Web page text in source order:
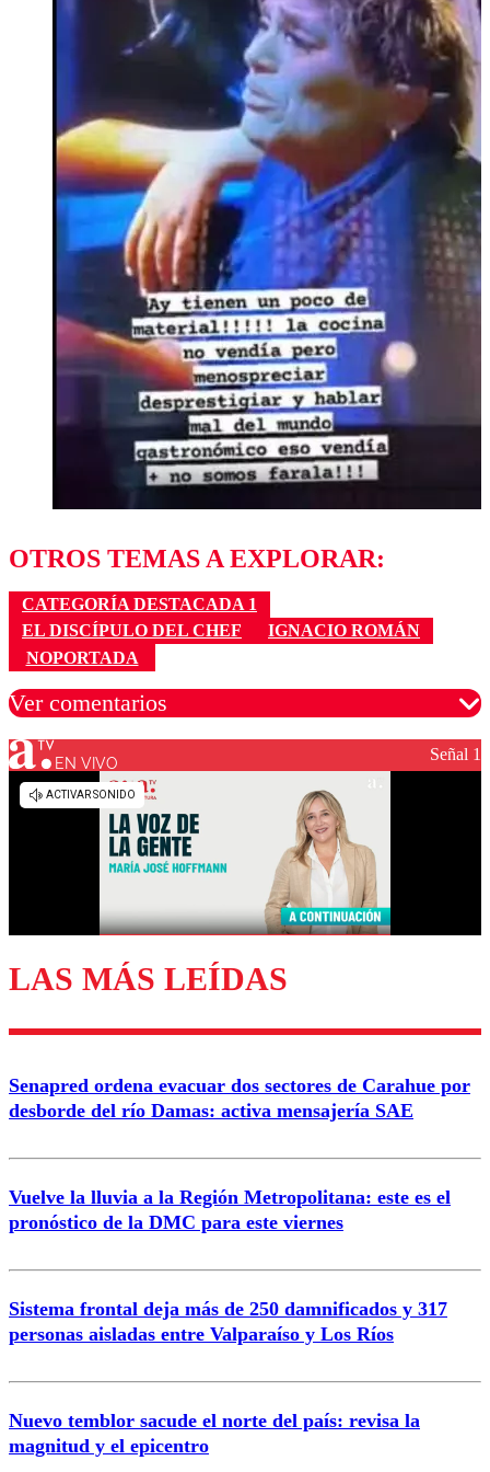
OTROS TEMAS A EXPLORAR:
CATEGORÍA DESTACADA 1
EL DISCÍPULO DEL CHEF
IGNACIO ROMÁN
NOPORTADA
Ver comentarios
Los comentarios son moderados para garantizar un
diálogo respetuoso.
Enviar comentario
EN VIVO Señal 1
LAS MÁS LEÍDAS
Senapred ordena evacuar dos sectores de Carahue por
desborde del río Damas: activa mensajería SAE
Vuelve la lluvia a la Región Metropolitana: este es el
pronóstico de la DMC para este viernes
Sistema frontal deja más de 250 damnificados y 317
personas aisladas entre Valparaíso y Los Ríos
Nuevo temblor sacude el norte del país: revisa la
magnitud y el epicentro